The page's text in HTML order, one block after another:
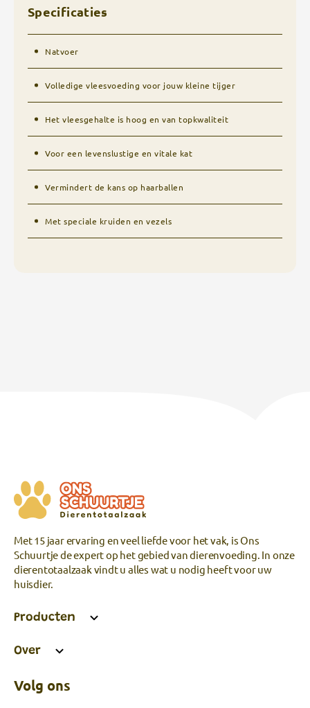
Specificaties
Natvoer
Volledige vleesvoeding voor jouw kleine tijger
Het vleesgehalte is hoog en van topkwaliteit
Voor een levenslustige en vitale kat
Vermindert de kans op haarballen
Met speciale kruiden en vezels
Met 15 jaar ervaring en veel liefde voor het vak, is Ons
Schuurtje de expert op het gebied van dierenvoeding. In onze
dierentotaalzaak vindt u alles wat u nodig heeft voor uw
huisdier.
Producten
Over
Volg ons